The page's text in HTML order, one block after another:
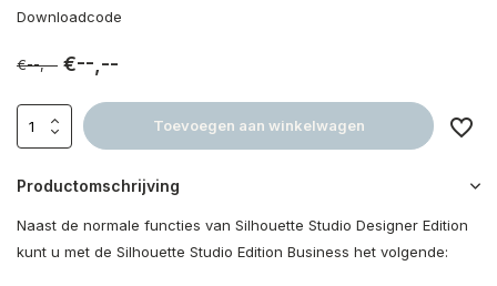
Downloadcode
€--,-- €--,--
Toevoegen aan winkelwagen
Productomschrijving
Naast de normale functies van Silhouette Studio Designer Edition
kunt u met de Silhouette Studio Edition Business het volgende: